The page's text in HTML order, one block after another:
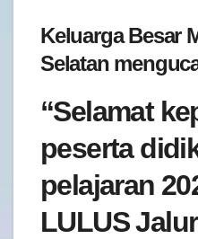
Keluarga Besar
Selatan
“Selamat
peserta
pelajaran
LULUS